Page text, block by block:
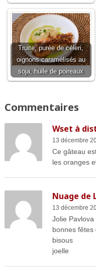
Truite, purée de céleri,
oignons caramélisés au
soja, huile de poireaux
Commentaires
Wset à
13 décembre
Ce gâteau
les oranges
Nuage de
13 décembre
Jolie Pavlova
bonnes fêtes
bisous
joelle